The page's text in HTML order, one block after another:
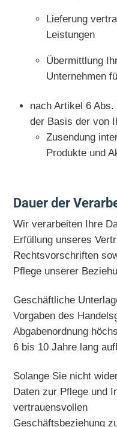
Lieferung
Leistungen
Übermittlung
Unternehmen
nach Artikel 6
der Basis der von
Zusendung
Produkte und
Dauer der
Wir verarbeiten Ihre
Erfüllung unseres
Rechtsvorschriften
Pflege unserer
Geschäftliche
Vorgaben des
Abgabenordnung
6 bis 10 Jahre lang
Solange Sie nicht
Daten zur Pflege und
vertrauensvollen
Geschäftsbeziehung